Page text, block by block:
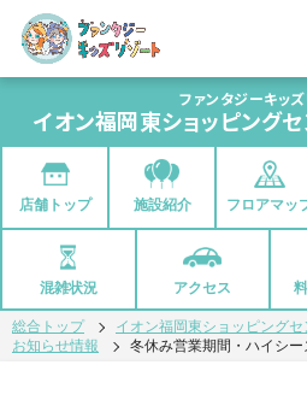
ファンタジーキッ
イオン福岡東ショッピング
店舗トップ 施設紹介 フロアマッ
混雑状況 アクセス
総合トップ
イオン福岡東ショッピング
お知らせ情報
冬休み営業期間・ハイシ